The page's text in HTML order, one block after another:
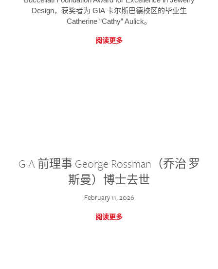
Design，获奖者为 GIA 卡尔斯巴德校区的毕业生
Catherine “Cathy” Aulick。
阅读更多
GIA 前理事 George Rossman（乔治·罗
斯曼）博士去世
February 11, 2026
阅读更多